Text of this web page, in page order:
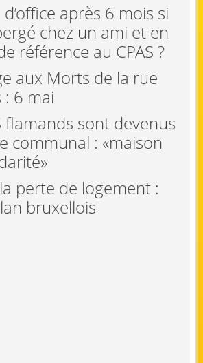
après 6 mois si
chez un ami et en
référence au CPAS ?
aux Morts de la rue
: 6 mai
flamands sont devenus
communal : «maison
perte de logement :
bruxellois